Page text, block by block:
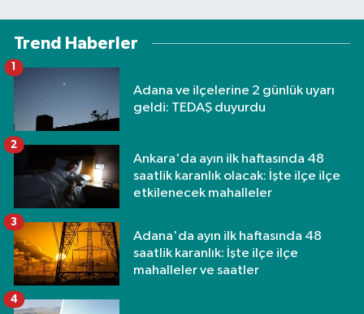
Trend Haberler
Adana ve ilçelerine 2 günlük uyarı
geldi: TEDAŞ duyurdu
1
Ankara'da ayın ilk haftasında 48
saatlik karanlık olacak: İşte ilçe ilçe
etkilenecek mahalleler
2
Adana'da ayın ilk haftasında 48
saatlik karanlık: İşte ilçe ilçe
mahalleler ve saatler
3
4